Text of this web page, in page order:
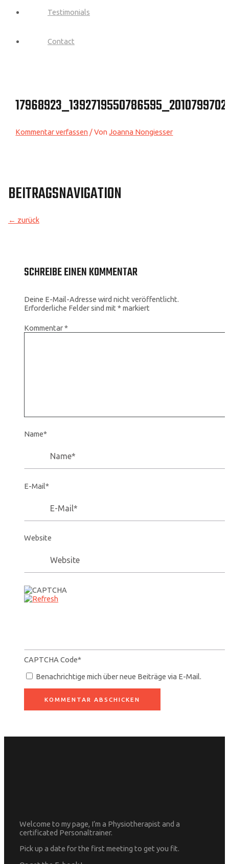
Testimonials
Contact
Kommentar verfassen / VonJoanna Nongiesser
BEITRAGSNAVIGATION
← zurück
SCHREIBE EINEN KOMMENTAR
Deine E-Mail-Adresse wird nicht veröffentlicht.
Erforderliche Felder sind mit*markiert
Kommentar*
Name*
E-Mail*
Website
CAPTCHA Code*
Benachrichtige mich über neue Beiträge via E-Mail.
Welcome to my page, I’m a Physiotherapist and a
certificated Personaltrainer.
Pick up a date for the first meeting to get you fit.